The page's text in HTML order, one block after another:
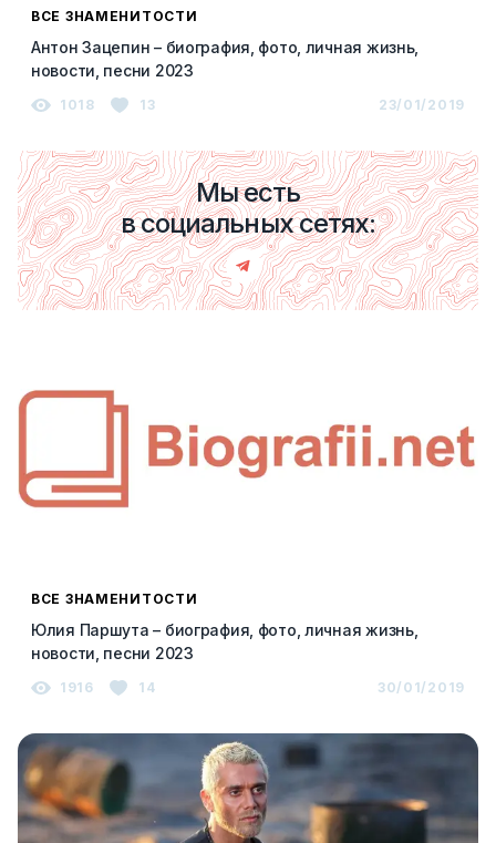
ВСЕ ЗНАМЕНИТОСТИ
Антон Зацепин – биография, фото, личная жизнь,
новости, песни 2023
1018 13 23/01/2019
Мы есть
в социальных сетях:
ВСЕ ЗНАМЕНИТОСТИ
Юлия Паршута – биография, фото, личная жизнь,
новости, песни 2023
1916 14 30/01/2019